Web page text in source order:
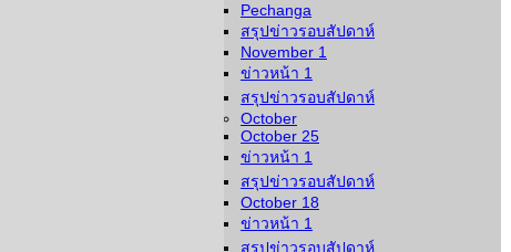
Pechanga
สรุปข่าวรอบสัปดาห์
November 1
ข่าวหน้า 1
สรุปข่าวรอบสัปดาห์
October
October 25
ข่าวหน้า 1
สรุปข่าวรอบสัปดาห์
October 18
ข่าวหน้า 1
สรุปข่าวรอบสัปดาห์